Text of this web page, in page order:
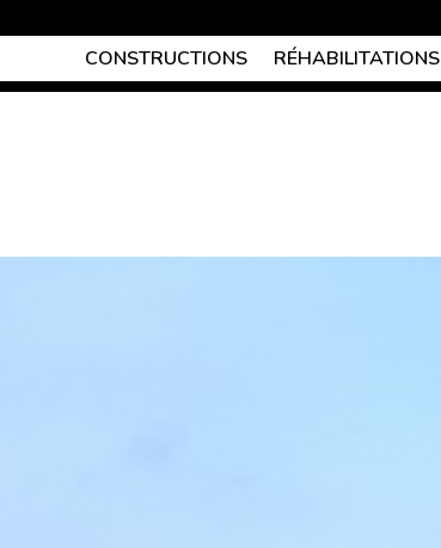
CONSTRUCTIONS RÉHABILITATIONS